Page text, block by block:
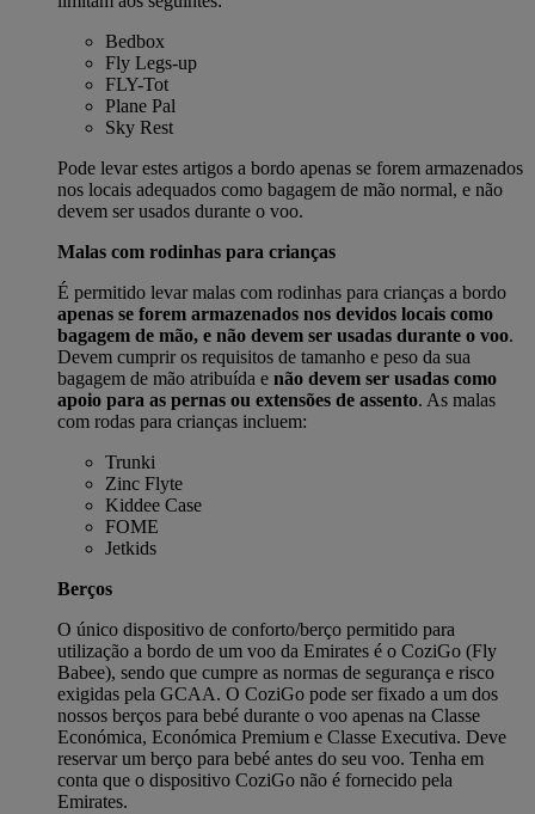
Bedbox
Fly Legs-up
FLY-Tot
Plane Pal
Sky Rest
Pode levar estes artigos a bordo apenas se forem armazenados
nos locais adequados como bagagem de mão normal, e não
devem ser usados durante o voo.
Malas com rodinhas para crianças
É permitido levar malas com rodinhas para crianças a bordo
apenas se forem armazenados nos devidos locais como
bagagem de mão, e não devem ser usadas durante o voo.
Devem cumprir os requisitos de tamanho e peso da sua
bagagem de mão atribuída e não devem ser usadas como
apoio para as pernas ou extensões de assento. As malas
com rodas para crianças incluem:
Trunki
Zinc Flyte
Kiddee Case
FOME
Jetkids
Berços
O único dispositivo de conforto/berço permitido para
utilização a bordo de um voo da Emirates é o CoziGo (Fly
Babee), sendo que cumpre as normas de segurança e risco
exigidas pela GCAA. O CoziGo pode ser fixado a um dos
nossos berços para bebé durante o voo apenas na Classe
Económica, Económica Premium e Classe Executiva. Deve
reservar um berço para bebé antes do seu voo. Tenha em
conta que o dispositivo CoziGo não é fornecido pela
Emirates.